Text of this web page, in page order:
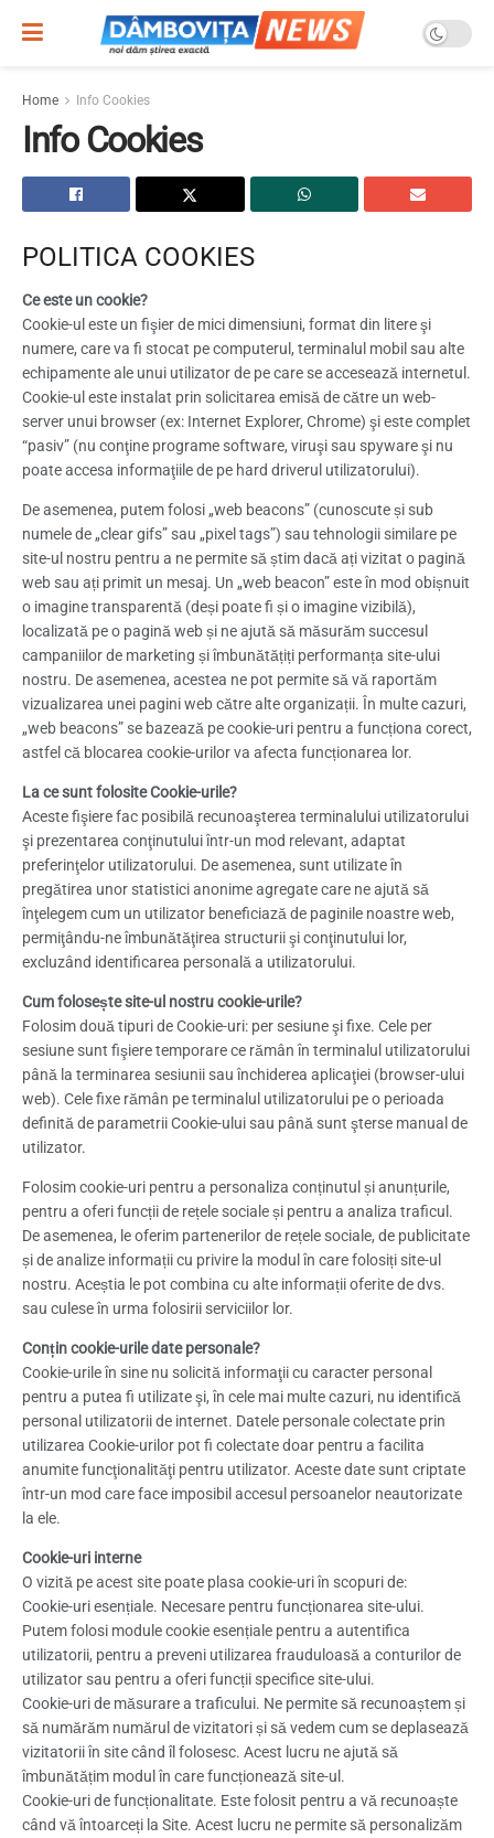
Home Info Cookies
Info Cookies
POLITICA COOKIES
Ce este un cookie?
Cookie-ul este un fişier de mici dimensiuni, format din litere şi
numere, care va fi stocat pe computerul, terminalul mobil sau alte
echipamente ale unui utilizator de pe care se accesează internetul.
Cookie-ul este instalat prin solicitarea emisă de către un web-
server unui browser (ex: Internet Explorer, Chrome) şi este complet
“pasiv” (nu conţine programe software, viruşi sau spyware şi nu
poate accesa informaţiile de pe hard driverul utilizatorului).
De asemenea, putem folosi „web beacons” (cunoscute și sub
numele de „clear gifs” sau „pixel tags”) sau tehnologii similare pe
site-ul nostru pentru a ne permite să știm dacă ați vizitat o pagină
web sau ați primit un mesaj. Un „web beacon” este în mod obișnuit
o imagine transparentă (deși poate fi și o imagine vizibilă),
localizată pe o pagină web și ne ajută să măsurăm succesul
campaniilor de marketing și îmbunătățiți performanța site-ului
nostru. De asemenea, acestea ne pot permite să vă raportăm
vizualizarea unei pagini web către alte organizații. În multe cazuri,
„web beacons” se bazează pe cookie-uri pentru a funcționa corect,
astfel că blocarea cookie-urilor va afecta funcționarea lor.
La ce sunt folosite Cookie-urile?
Aceste fişiere fac posibilă recunoaşterea terminalului utilizatorului
şi prezentarea conţinutului într-un mod relevant, adaptat
preferinţelor utilizatorului. De asemenea, sunt utilizate în
pregătirea unor statistici anonime agregate care ne ajută să
înţelegem cum un utilizator beneficiază de paginile noastre web,
permiţându-ne îmbunătăţirea structurii şi conţinutului lor,
excluzând identificarea personală a utilizatorului.
Cum folosește site-ul nostru cookie-urile?
Folosim două tipuri de Cookie-uri: per sesiune şi fixe. Cele per
sesiune sunt fişiere temporare ce rămân în terminalul utilizatorului
până la terminarea sesiunii sau închiderea aplicaţiei (browser-ului
web). Cele fixe rămân pe terminalul utilizatorului pe o perioada
definită de parametrii Cookie-ului sau până sunt şterse manual de
utilizator.
Folosim cookie-uri pentru a personaliza conținutul și anunțurile,
pentru a oferi funcții de rețele sociale și pentru a analiza traficul.
De asemenea, le oferim partenerilor de rețele sociale, de publicitate
și de analize informații cu privire la modul în care folosiți site-ul
nostru. Aceștia le pot combina cu alte informații oferite de dvs.
sau culese în urma folosirii serviciilor lor.
Conțin cookie-urile date personale?
Cookie-urile în sine nu solicită informaţii cu caracter personal
pentru a putea fi utilizate şi, în cele mai multe cazuri, nu identifică
personal utilizatorii de internet. Datele personale colectate prin
utilizarea Cookie-urilor pot fi colectate doar pentru a facilita
anumite funcţionalităţi pentru utilizator. Aceste date sunt criptate
într-un mod care face imposibil accesul persoanelor neautorizate
la ele.
Cookie-uri interne
O vizită pe acest site poate plasa cookie-uri în scopuri de:
Cookie-uri esențiale. Necesare pentru funcționarea site-ului.
Putem folosi module cookie esențiale pentru a autentifica
utilizatorii, pentru a preveni utilizarea frauduloasă a conturilor de
utilizator sau pentru a oferi funcții specifice site-ului.
Cookie-uri de măsurare a traficului. Ne permite să recunoaștem și
să numărăm numărul de vizitatori și să vedem cum se deplasează
vizitatorii în site când îl folosesc. Acest lucru ne ajută să
îmbunătățim modul în care funcționează site-ul.
Cookie-uri de funcționalitate. Este folosit pentru a vă recunoaște
când vă întoarceți la Site. Acest lucru ne permite să personalizăm